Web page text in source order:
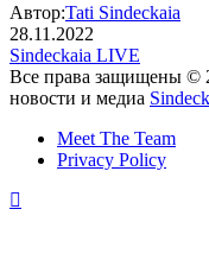
Автор:Tati Sindeckaia
28.11.2022
Sindeckaia LIVE
Все права защищены ©
новости и медиа
Meet The Team
Privacy Policy